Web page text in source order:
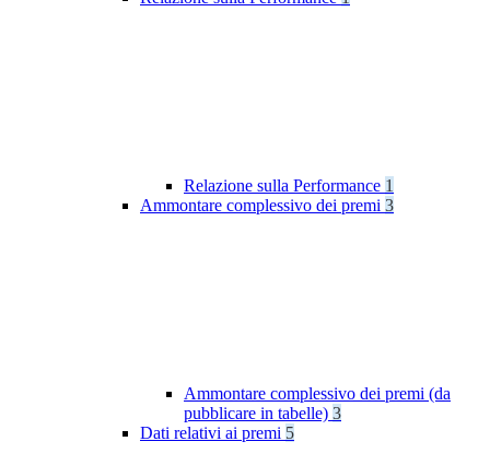
Relazione sulla Performance 1
Ammontare complessivo dei premi 3
Ammontare complessivo dei premi (da
pubblicare in tabelle) 3
Dati relativi ai premi 5